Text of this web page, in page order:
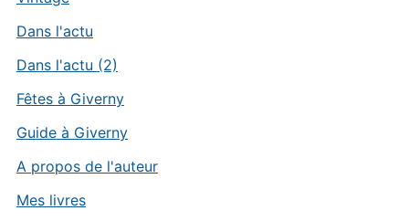
Dans l'actu
Dans l'actu (2)
Fêtes à Giverny
Guide à Giverny
A propos de l'auteur
Mes livres